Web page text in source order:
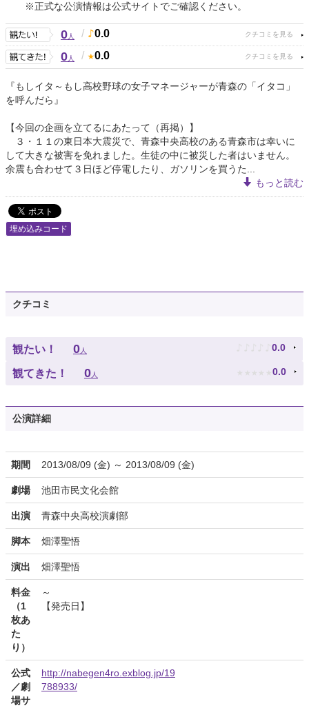
※正式な公演情報は公式サイトでご確認ください。
0人 / 0.0
0人 / 0.0
『もしイタ～もし高校野球の女子マネージャーが青森の「イタコ」
を呼んだら』
【今回の企画を立てるにあたって（再掲）】
３・１１の東日本大震災で、青森中央高校のある青森市は幸いに
して大きな被害を免れました。生徒の中に被災した者はいません。
余震も合わせて３日ほど停電したり、ガソリンを買うた...
もっと読む
埋め込みコード
クチコミ
観たい！ 0人 ♪ ♪ ♪ ♪ ♪ 0.0
観てきた！ 0人 ★ ★ ★ ★ ★ 0.0
公演詳細
期間 2013/08/09 (金) ～ 2013/08/09 (金)
劇場 池田市民文化会館
出演 青森中央高校演劇部
脚本 畑澤聖悟
演出 畑澤聖悟
料金
（1
枚あ
た
り）
～
【発売日】
公式
／劇
場サ
http://nabegen4ro.exblog.jp/19
788933/